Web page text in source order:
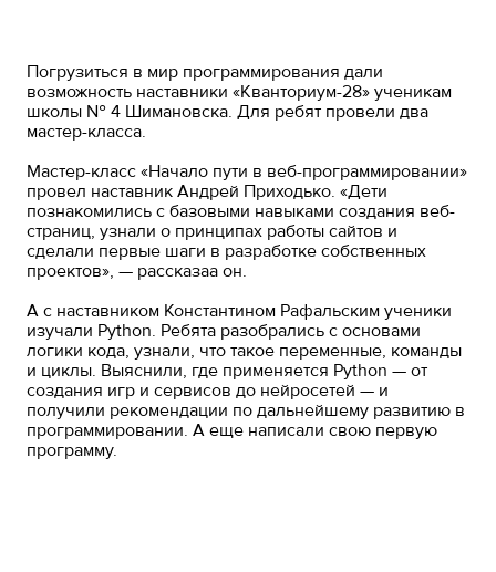
Погрузиться в мир программирования дали
возможность наставники «Кванториум-28» ученикам
школы № 4 Шимановска. Для ребят провели два
мастер-класса.
Мастер-класс «Начало пути в веб-программировании»
провел наставник Андрей Приходько. «Дети
познакомились с базовыми навыками создания веб-
страниц, узнали о принципах работы сайтов и
сделали первые шаги в разработке собственных
проектов», — рассказаа он.
А с наставником Константином Рафальским ученики
изучали Python. Ребята разобрались с основами
логики кода, узнали, что такое переменные, команды
и циклы. Выяснили, где применяется Python — от
создания игр и сервисов до нейросетей — и
получили рекомендации по дальнейшему развитию в
программировании. А еще написали свою первую
программу.